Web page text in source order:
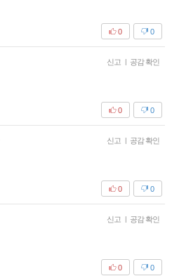
0
0
신고 | 공감 확인
0
0
신고 | 공감 확인
0
0
신고 | 공감 확인
0
0